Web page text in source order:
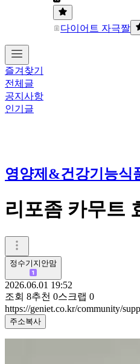
다이어트 자극짤
즐겨찾기
전체글
공지사항
인기글
영양제&건강기능식
리포좀 카무트
정수기지안맘
2026.06.01 19:52
조회 8추천 0스크랩 0
https://geniet.co.kr/community/
주소복사